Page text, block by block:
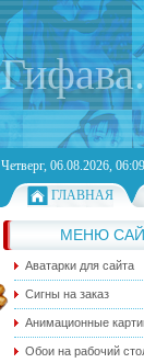
Четверг, 06.08.2026, 06:09
ГЛАВНАЯ
МЕНЮ
Аватарки для сайта
Сигны на заказ
Анимационные
Обои на рабочий